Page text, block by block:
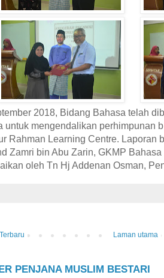
2018, Bidang Bahasa telah
untuk mengendalikan perhimpunan
Rahman Learning Centre. Laporan
Zamri bin Abu Zarin, GKMP
oleh Tn Hj Addenan Osman,
Laman utama
PENJANA MUSLIM BESTARI